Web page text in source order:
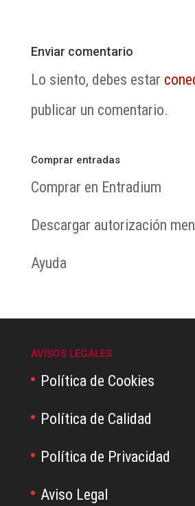
Enviar comentario
Lo siento, debes estar
publicar un comentario.
Comprar entradas
Comprar en Entradium
Descargar autorización
Ayuda
AVISOS LEGALES
Política de Cookies
Política de Calidad
Política de Privacidad
Aviso Legal